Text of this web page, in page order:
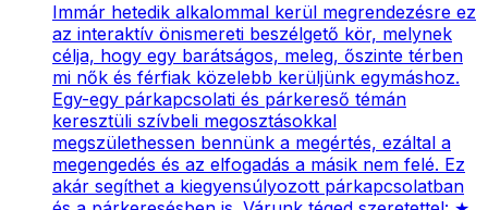
Immár hetedik alkalommal kerül megrendezésre ez
az interaktív önismereti beszélgető kör, melynek
célja, hogy egy barátságos, meleg, őszinte térben
mi nők és férfiak közelebb kerüljünk egymáshoz.
Egy-egy párkapcsolati és párkereső témán
keresztüli szívbeli megosztásokkal
megszülethessen bennünk a megértés, ezáltal a
megengedés és az elfogadás a másik nem felé. Ez
akár segíthet a kiegyensúlyozott párkapcsolatban